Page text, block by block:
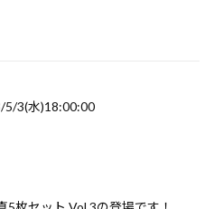
5/3(水)18:00:00